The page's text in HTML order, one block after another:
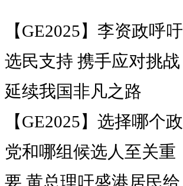
【GE2025】李资政呼吁
选民支持 携手应对挑战
延续我国非凡之路
【GE2025】选择哪个政
党和哪组候选人至关重
要 黄总理吁盛港居民给